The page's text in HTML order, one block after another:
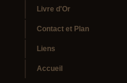
Livre d'Or
Contact et Plan
Liens
Accueil